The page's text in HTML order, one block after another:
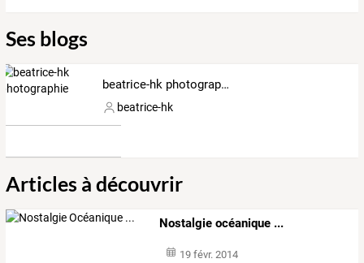
Ses blogs
beatrice-hk photographie
beatrice-hk
Articles à découvrir
Nostalgie océanique ...
19 févr. 2014